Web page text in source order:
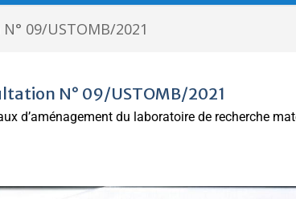
09/USTOMB/2021
N° 09/USTOMB/2021
d’aménagement du laboratoire de recherche